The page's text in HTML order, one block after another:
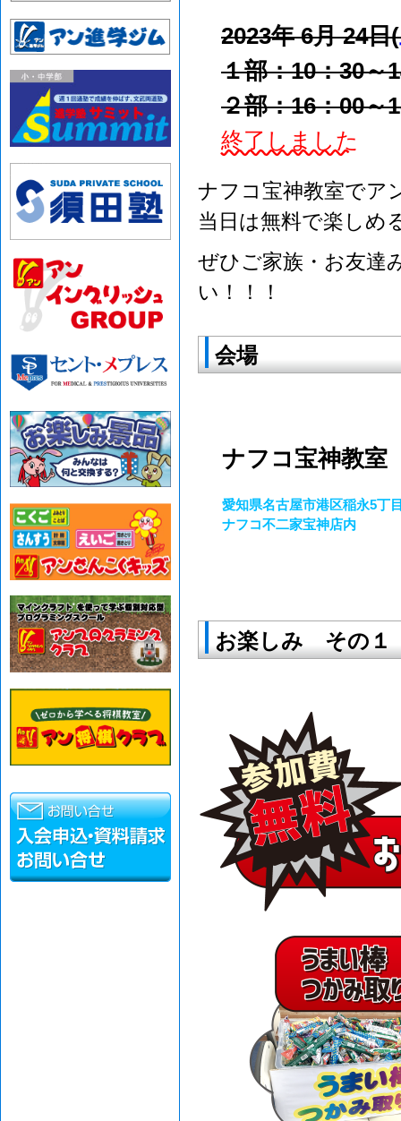
2023年 6月 24日(
１部：10：30～
２部：16：00～
終了しました
ナフコ宝神教室でア
当日は無料で楽しめ
ぜひご家族・お友達
い！！！
会場
ナフコ宝神教室
愛知県名古屋市港区稲永5丁
ナフコ不二家宝神店内
お楽しみ その１